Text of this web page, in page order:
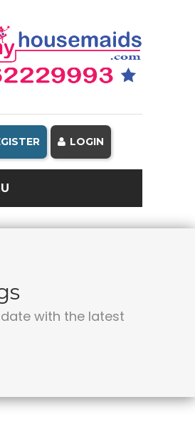
LOGIN
with the latest